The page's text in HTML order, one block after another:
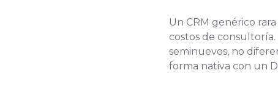
Un CRM genérico
costos de
seminuevos, no
forma nativa con un